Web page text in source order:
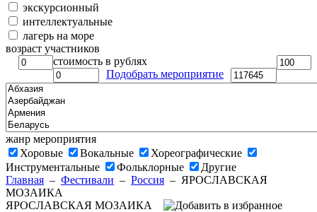
экскурсионный
интеллектуальные
лагерь на море
возраст участников
стоимость в рублях
Подобрать мероприятие
жанр мероприятия
Хоровые
Вокальные
Хореографические
Инструментальные
Фольклорные
Другие
Главная – Фестивали – Россия – ЯРОСЛАВСКАЯ
МОЗАИКА
ЯРОСЛАВСКАЯ МОЗАИКА